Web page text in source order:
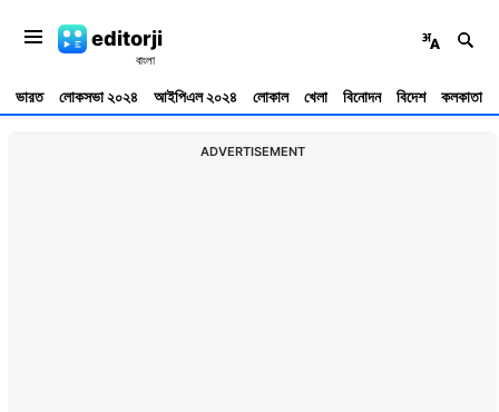
editorji
ভারত লোকসভা ২০২৪ আইপিএল ২০২৪ লোকাল খেলা বিনোদন বিদেশ কলকাতা
ADVERTISEMENT